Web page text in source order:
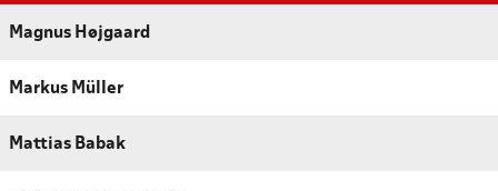
Magnus Højgaard
Markus Müller
Mattias Babak